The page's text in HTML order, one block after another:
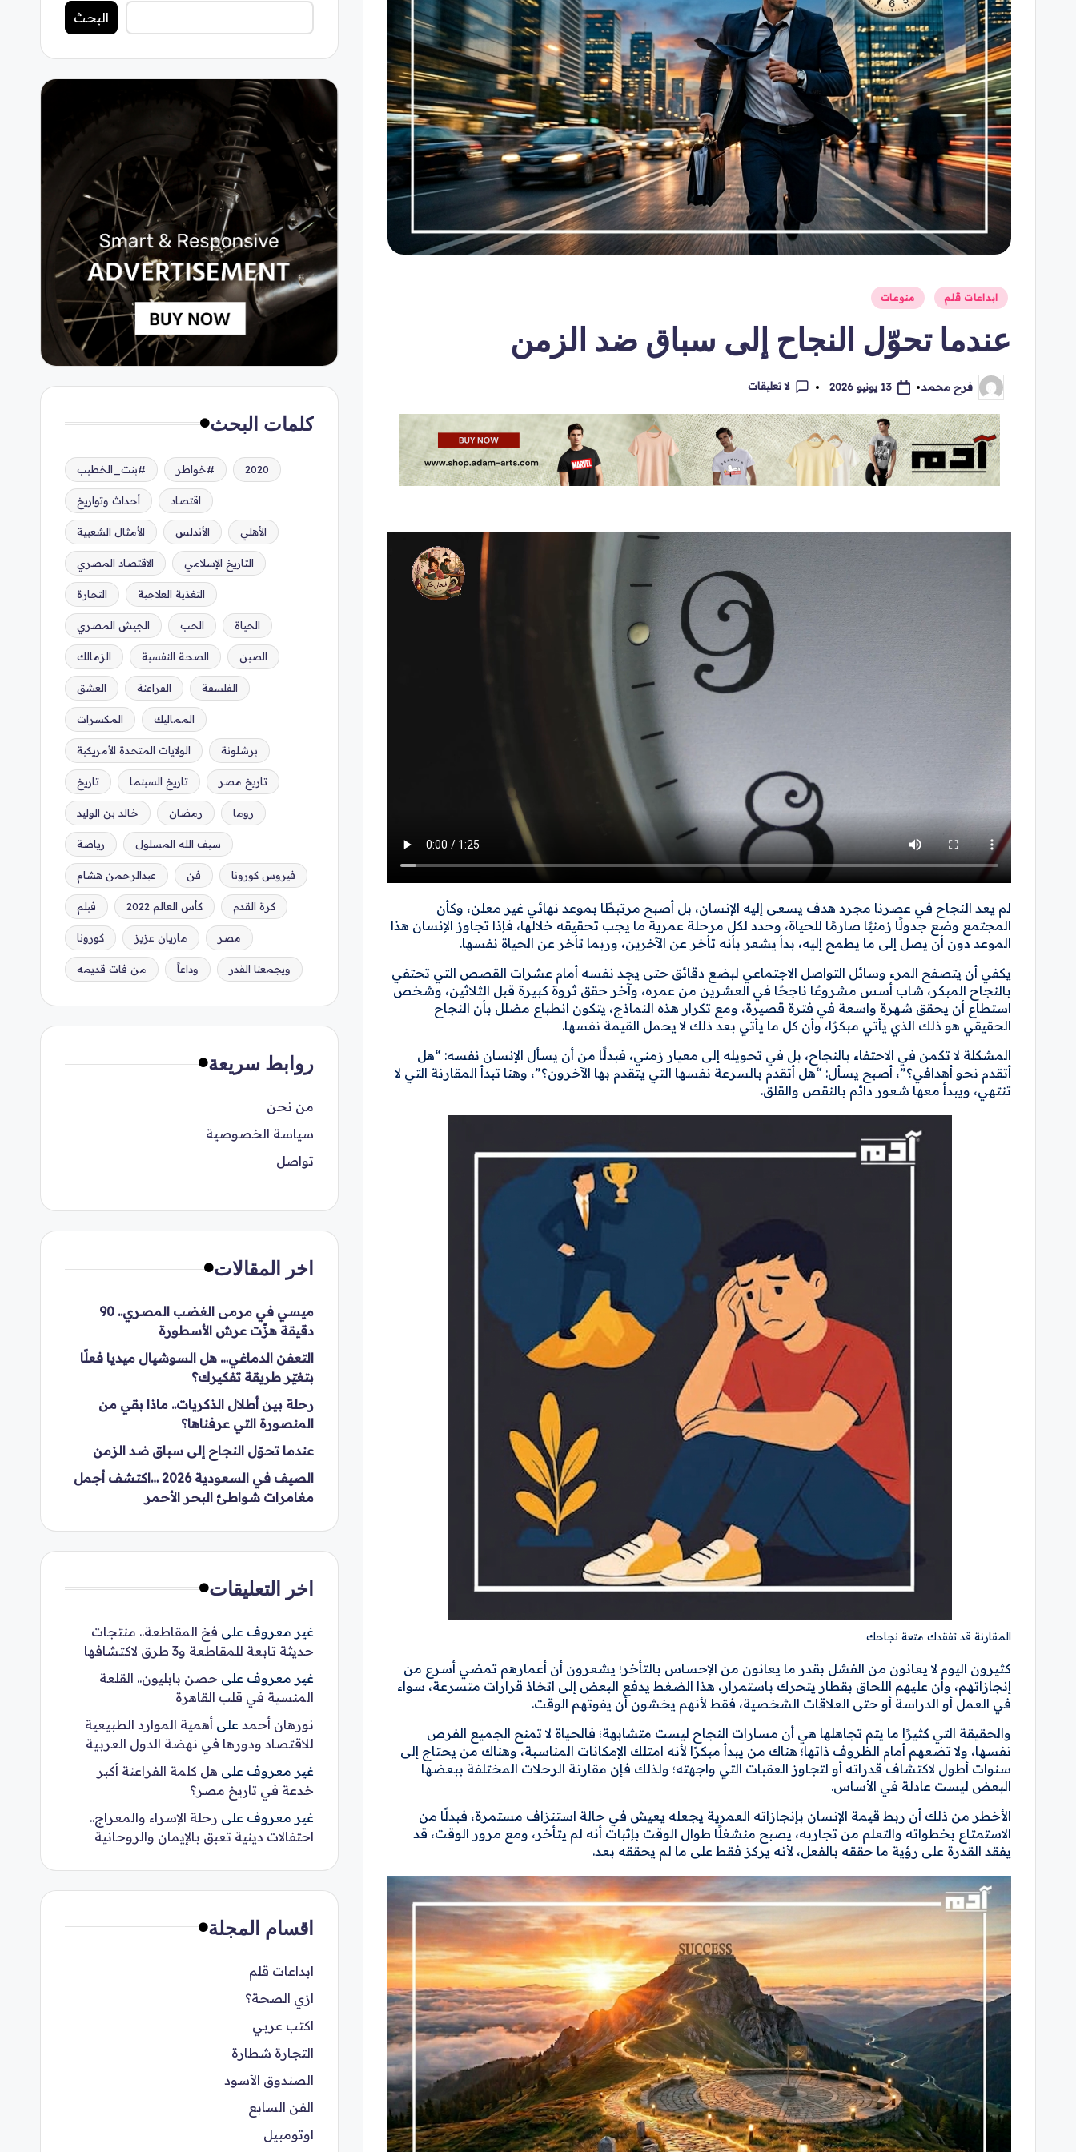
نُشر
في
ابداعات قلم منوعات
عندما تحوّل النجاح إلى سباق ضد الزمن
تمّ
النشر
بواسطة
فرح محمد 13 يونيو 2026 لا تعليقات
لم يعد النجاح في عصرنا مجرد هدف يسعى إليه الإنسان، بل أصبح مرتبطًا بموعد نهائي غير معلن، وكأن
المجتمع وضع جدولًا زمنيًا صارمًا للحياة، وحدد لكل مرحلة عمرية ما يجب تحقيقه خلالها، فإذا تجاوز الإنسان هذا
الموعد دون أن يصل إلى ما يطمح إليه، بدأ يشعر بأنه تأخر عن الآخرين، وربما تأخر عن الحياة نفسها.
يكفي أن يتصفح المرء وسائل التواصل الاجتماعي لبضع دقائق حتى يجد نفسه أمام عشرات القصص التي تحتفي
بالنجاح المبكر، شاب أسس مشروعًا ناجحًا في العشرين من عمره، وآخر حقق ثروة كبيرة قبل الثلاثين، وشخص
استطاع أن يحقق شهرة واسعة في فترة قصيرة، ومع تكرار هذه النماذج، يتكون انطباع مضلل بأن النجاح
الحقيقي هو ذلك الذي يأتي مبكرًا، وأن كل ما يأتي بعد ذلك لا يحمل القيمة نفسها.
المشكلة لا تكمن في الاحتفاء بالنجاح، بل في تحويله إلى معيار زمني، فبدلًا من أن يسأل الإنسان نفسه: “هل
أتقدم نحو أهدافي؟”، أصبح يسأل: “هل أتقدم بالسرعة نفسها التي يتقدم بها الآخرون؟”، وهنا تبدأ المقارنة التي لا
تنتهي، ويبدأ معها شعور دائم بالنقص والقلق.
المقارنة قد تفقدك متعة نجاحك
كثيرون اليوم لا يعانون من الفشل بقدر ما يعانون من الإحساس بالتأخر؛ يشعرون أن أعمارهم تمضي أسرع من
إنجازاتهم، وأن عليهم اللحاق بقطار يتحرك باستمرار، هذا الضغط يدفع البعض إلى اتخاذ قرارات متسرعة، سواء
في العمل أو الدراسة أو حتى العلاقات الشخصية، فقط لأنهم يخشون أن يفوتهم الوقت.
والحقيقة التي كثيرًا ما يتم تجاهلها هي أن مسارات النجاح ليست متشابهة؛ فالحياة لا تمنح الجميع الفرص
نفسها، ولا تضعهم أمام الظروف ذاتها؛ هناك من يبدأ مبكرًا لأنه امتلك الإمكانات المناسبة، وهناك من يحتاج إلى
سنوات أطول لاكتشاف قدراته أو لتجاوز العقبات التي واجهته؛ ولذلك فإن مقارنة الرحلات المختلفة ببعضها
البعض ليست عادلة في الأساس.
الأخطر من ذلك أن ربط قيمة الإنسان بإنجازاته العمرية يجعله يعيش في حالة استنزاف مستمرة، فبدلًا من
الاستمتاع بخطواته والتعلم من تجاربه، يصبح منشغلًا طوال الوقت بإثبات أنه لم يتأخر، ومع مرور الوقت، قد
يفقد القدرة على رؤية ما حققه بالفعل، لأنه يركز فقط على ما لم يحققه بعد.
البحث
كلمات البحث
#بنت_الخطيب #خواطر 2020
أحداث وتواريخ اقتصاد
الأمثال الشعبية الأندلس الأهلي
الاقتصاد المصري التاريخ الإسلامي
التجارة التغذية العلاجية
الجيش المصري الحب الحياة
الزمالك الصحة النفسية الصين
العشق الفراعنة الفلسفة
المكسرات المماليك
الولايات المتحدة الأمريكية برشلونة
تاريخ تاريخ السينما تاريخ مصر
خالد بن الوليد رمضان روما
رياضة سيف الله المسلول
عبدالرحمن هشام فن فيروس كورونا
فيلم كأس العالم 2022 كرة القدم
كورونا ماريان عزيز مصر
من فات قديمه وداعاً ويجمعنا القدر
روابط سريعة
من نحن
سياسة الخصوصية
تواصل
اخر المقالات
ميسي في مرمى الغضب المصري.. 90
دقيقة هزّت عرش الأسطورة
التعفن الدماغي… هل السوشيال ميديا فعلًا
بتغيّر طريقة تفكيرك؟
رحلة بين أطلال الذكريات.. ماذا بقي من
المنصورة التي عرفناها؟
عندما تحوّل النجاح إلى سباق ضد الزمن
الصيف في السعودية 2026 …اكتشف أجمل
مغامرات شواطئ البحر الأحمر
اخر التعليقات
غير معروف على فخ المقاطعة.. منتجات
حديثة تابعة للمقاطعة و3 طرق لاكتشافها
غير معروف على حصن بابليون.. القلعة
المنسية في قلب القاهرة
نورهان أحمدعلى أهمية الموارد الطبيعية
للاقتصاد ودورها في نهضة الدول العربية
غير معروف على هل كلمة الفراعنة أكبر
خدعة في تاريخ مصر؟
غير معروف على رحلة الإسراء والمعراج..
احتفالات دينية تعبق بالإيمان والروحانية
اقسام المجلة
ابداعات قلم
ازي الصحة؟
اكتب عربي
التجارة شطارة
الصندوق الأسود
الفن السابع
اوتومبيل